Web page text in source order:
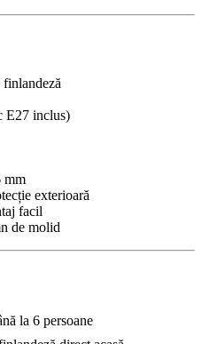
finlandeză
E27 inclus)
mm
exterioară
facil
de molid
la 6 persoane